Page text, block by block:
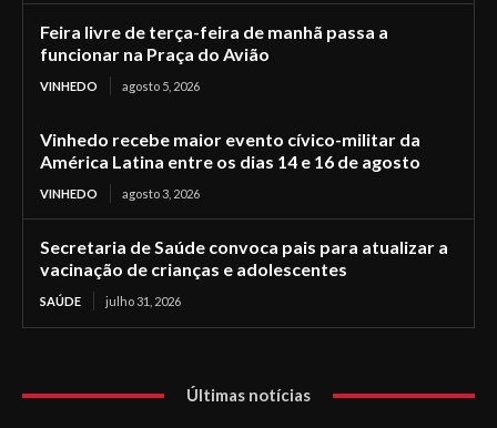
Feira livre de terça-feira de manhã passa a
funcionar na Praça do Avião
VINHEDO agosto 5, 2026
Vinhedo recebe maior evento cívico-militar da
América Latina entre os dias 14 e 16 de agosto
VINHEDO agosto 3, 2026
Secretaria de Saúde convoca pais para atualizar a
vacinação de crianças e adolescentes
SAÚDE julho 31, 2026
Últimas notícias